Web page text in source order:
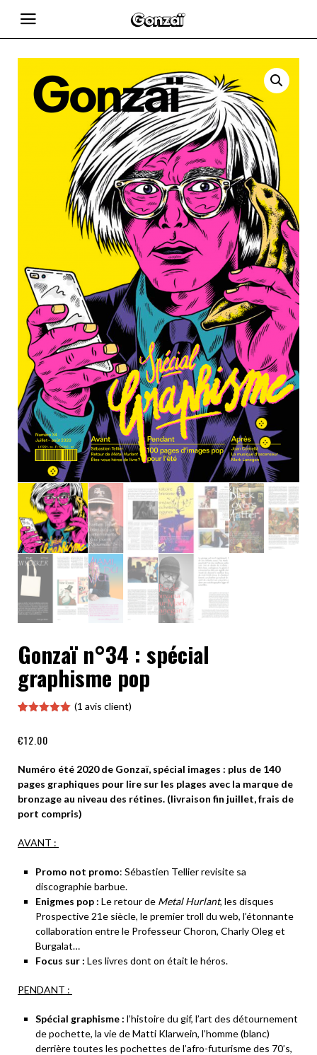
Gonzaï n°34 : spécial
graphisme pop
basé sur
client
(1 avis client)
€12.00
Numéro été 2020 de Gonzaï, spécial images : plus de 140
pages graphiques pour lire sur les plages avec la marque de
bronzage au niveau des rétines. (livraison fin juillet, frais de
port compris)
AVANT :
Promo not promo: Sébastien Tellier revisite sa
discographie barbue.
Enigmes pop : Le retour de Metal Hurlant, les disques
Prospective 21e siècle, le premier troll du web, l’étonnante
collaboration entre le Professeur Choron, Charly Oleg et
Burgalat…
Focus sur : Les livres dont on était le héros.
PENDANT :
Spécial graphisme : l’histoire du gif, l’art des détournement
de pochette, la vie de Matti Klarwein, l’homme (blanc)
derrière toutes les pochettes de l’afro-futurisme des 70’s,